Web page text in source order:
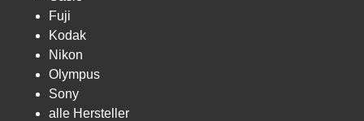
Fuji
Kodak
Nikon
Olympus
Sony
alle Hersteller